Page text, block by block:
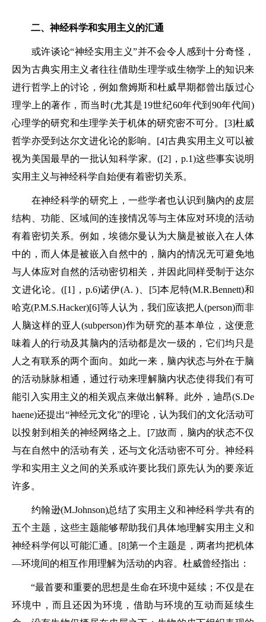
二、神经科学和实用主义的汇通
或许谈论“神经实用主义”并不会令人感到十分奇怪，
因为古典实用主义者往往借助生理学或生物学上的知识来
进行哲学上的讨论，例如詹姆斯和杜威早期都曾出版过心
理学上的著作，而当时(尤其是19世纪60年代到90年代间)
心理学的研究和生理学关于机体的研究密不可分。[3]杜威
哲学亦受到达尔文进化论的影响。[4]古典实用主义可以被
视为美国最早的一批认知科学家。([2]，p.1)这些事实说明
实用主义与神经科学自始便有着密切关系。
在神经科学的研究上，一些学者也认识到脑内的皮层
结构、功能、区域间的连接情况等与主体应对环境的活动
有着密切关系。例如，埃德尔曼认为大脑是被嵌入在人体
中的，而人体是被嵌入自然中的，脑内的情况无可避免地
与人体应对自然的活动密切相关，并因此同样受制于达尔
文进化论。([1]，p.6)诺伊(A. )、[5]本尼特(M.R.Bennett)和
哈克(P.M.S.Hacker)[6]等人认为，我们应该把人(person)而非
人脑这样的亚人(subperson)作为研究的基本单位，这便意
味着人的行动及其脑内的活动都是次一级的，它们均只是
人之有联系的两个面向。如此一来，脑内状态与外在于脑
的活动脉脉相通，通过行动来理解脑内状态使得我们有可
能引入实用主义的相关观点来做出解释。此外，迪昂(S.De
haene)还提出“神经元文化”的理论，认为我们的文化活动可
以投射到相关的神经网络之上。[7]故而，脑内的状态不仅
与在自然中的活动有关，还与文化活动密不可分。神经科
学和实用主义之间的关系或许要比我们原先认为的要亲近
许多。
约翰逊(M.Johnson)总结了实用主义和神经科学共有的
五个主题，这些主题能够帮助我们具体地理解实用主义和
神经科学何以可能汇通。[8]第一个主题是，两者均把机体
—环境间的相互作用理解为活动的内容。杜威曾经指出：
“最首要和重要的思想是生命在环境中延续；不仅是在
环境中，而且还因为环境，借助与环境的互动而延续生